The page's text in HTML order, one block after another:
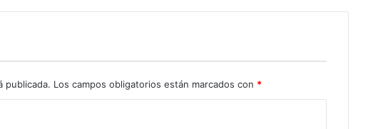
publicada. Los campos obligatorios están marcados con *